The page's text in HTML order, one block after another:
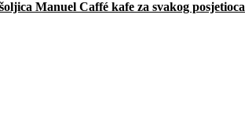
Manuel Caffé kafe za svakog posjetioca